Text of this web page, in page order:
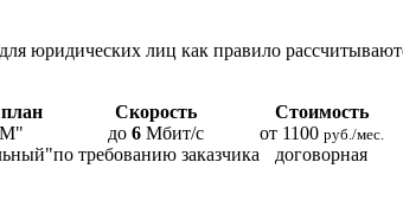
юридических лиц как правило
Скорость
Стоимость
до 6 Мбит/с от 1100 руб./мес.
по требованию заказчика договорная